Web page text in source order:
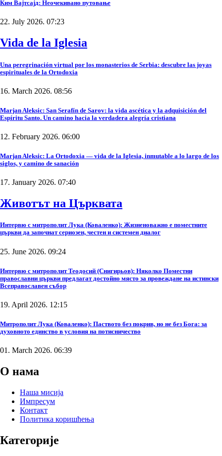
Ким Вајтсајд: Неочекивано путовање
22. July 2026. 07:23
Vida de la Iglesia
Una peregrinación virtual por los monasterios de Serbia: descubre las joyas
espirituales de la Ortodoxia
16. March 2026. 08:56
Marjan Aleksic: San Serafín de Sarov: la vida ascética y la adquisición del
Espíritu Santo. Un camino hacia la verdadera alegría cristiana
12. February 2026. 06:00
Marjan Aleksic: La Ortodoxia — vida de la Iglesia, inmutable a lo largo de los
siglos, y camino de sanación
17. January 2026. 07:40
Животът на Църквата
Интервю с митрополит Лука (Коваленко): Жизненоважно е поместните
църкви да започнат сериозен, честен и системен диалог
25. June 2026. 09:24
Интервю с митрополит Теодосий (Снигирьов): Няколко Поместни
православни църкви предлагат достойно място за провеждане на истински
Всеправославен събор
19. April 2026. 12:15
Митрополит Лука (Коваленко): Паството без покрив, но не без Бога: за
духовното единство в условия на потисничество
01. March 2026. 06:39
О нама
Наша мисија
Импресум
Контакт
Политика коришћења
Категорије